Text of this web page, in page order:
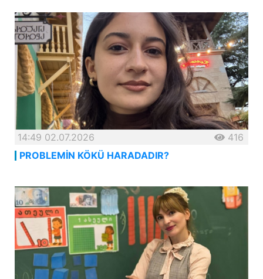
14:49 02.07.2026
416
PROBLEMİN KÖKÜ HARADADIR?